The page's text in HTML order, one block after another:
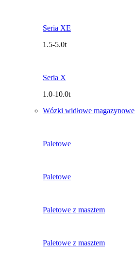
Seria XE
1.5-5.0t
Seria X
1.0-10.0t
Wózki widłowe magazynowe
Paletowe
Paletowe
Paletowe z masztem
Paletowe z masztem